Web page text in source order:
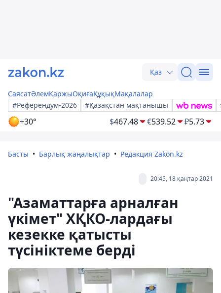
Қаз
СаясатӘлемҚаржыОқиғаҚұқықМақалалар
#Референдум-2026
#Қазақстан мақтанышы
+30° $467.48 €539.52 ₽5.73
Басты Барлық жаңалықтар Редакция Zakon.kz
20:45, 18 қаңтар 2021
"Азаматтарға арналған
үкімет" ХҚКО-лардағы
кезекке қатысты
түсініктеме берді